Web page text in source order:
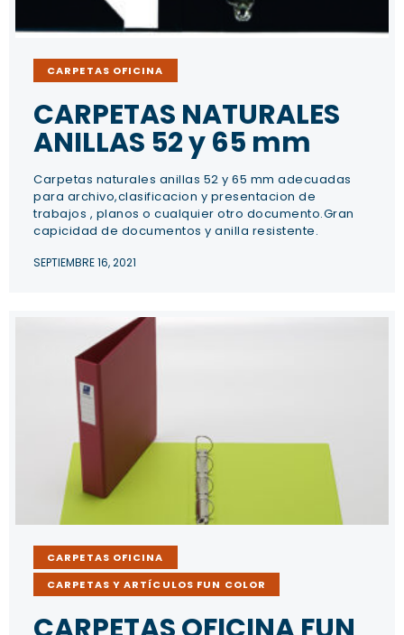
CARPETAS OFICINA
CARPETAS NATURALES
ANILLAS 52 y 65 mm
Carpetas naturales anillas 52 y 65 mm adecuadas
para archivo,clasificacion y presentacion de
trabajos , planos o cualquier otro documento.Gran
capicidad de documentos y anilla resistente.
SEPTIEMBRE 16, 2021
CARPETAS OFICINA
CARPETAS Y ARTÍCULOS FUN COLOR